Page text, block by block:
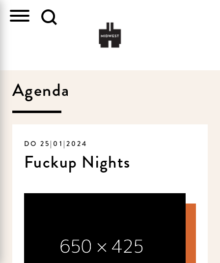
Agenda
DO 25|01|2024
Fuckup Nights